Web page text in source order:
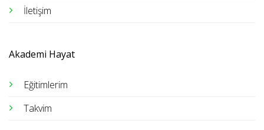
İletişim
Akademi Hayat
Eğitimlerim
Takvim